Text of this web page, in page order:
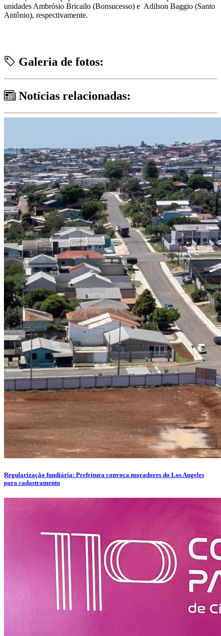
unidades Ambrósio Bricailo (Bonsucesso) e Adilson Baggio (Santo
Antônio), respectivamente.
Galeria de fotos:
Notícias relacionadas:
Regularização fundiária: Prefeitura convoca moradores do Los Angeles
para cadastramento